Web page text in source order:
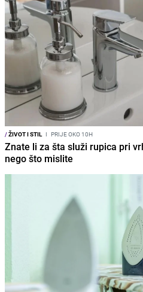
/ŽIVOT I STIL I PRIJE OKO 10H
Znate li za šta služi rupica pri
nego što mislite